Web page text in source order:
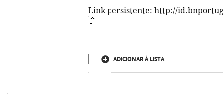
Link persistente: http://
ADICIONAR À LISTA